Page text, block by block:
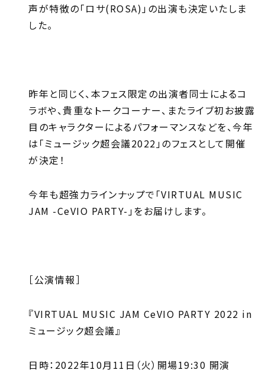
声が特徴の「ロサ(ROSA)」の出演も決定いたしま
した。
昨年と同じく、本フェス限定の出演者同士によるコ
ラボや、貴重なトークコーナー、またライブ初お披露
目のキャラクターによるパフォーマンスなどを、今年
は「ミュージック超会議2022」のフェスとして開催
が決定！
今年も超強力ラインナップで「VIRTUAL MUSIC
JAM -CeVIO PARTY-」をお届けします。
［公演情報］
『VIRTUAL MUSIC JAM CeVIO PARTY 2022 in
ミュージック超会議』
日時：2022年10月11日（火）開場19:30 開演